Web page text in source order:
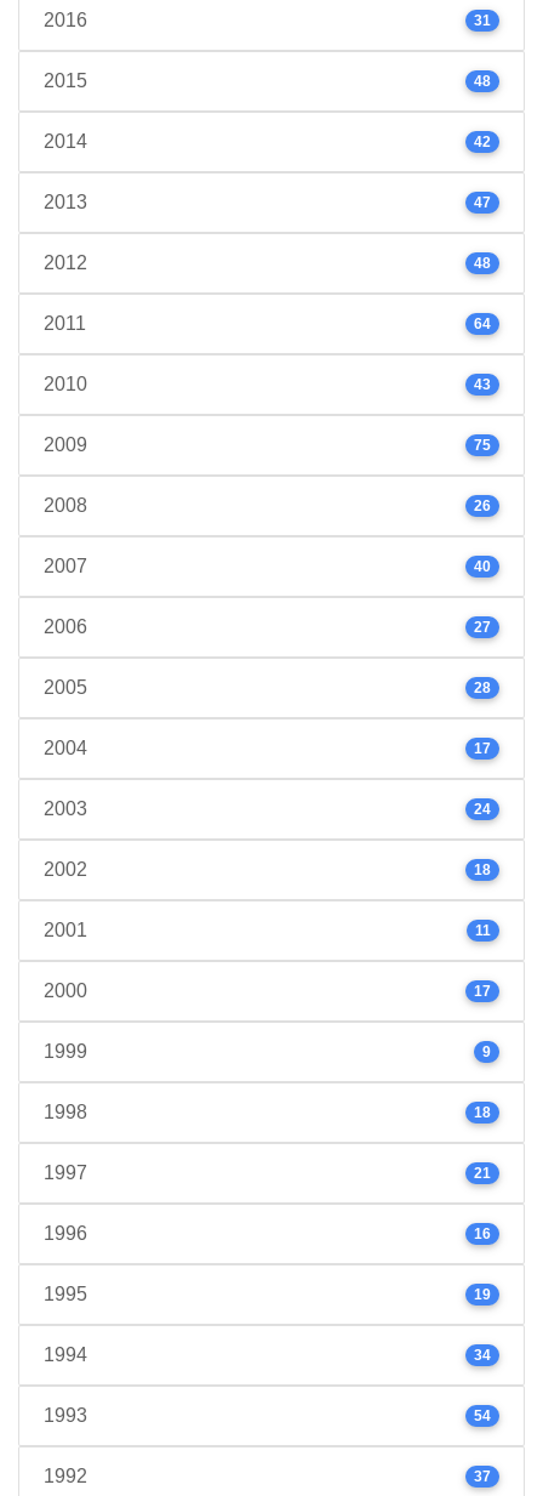
2016 31
2015 48
2014 42
2013 47
2012 48
2011 64
2010 43
2009 75
2008 26
2007 40
2006 27
2005 28
2004 17
2003 24
2002 18
2001 11
2000 17
1999 9
1998 18
1997 21
1996 16
1995 19
1994 34
1993 54
1992 37